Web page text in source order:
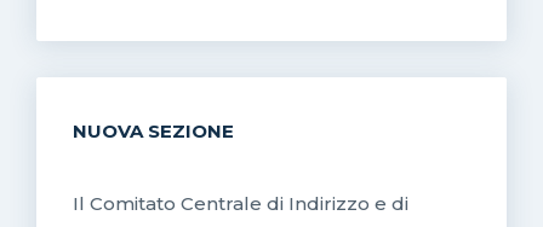
NUOVA SEZIONE
Il Comitato Centrale di Indirizzo e di